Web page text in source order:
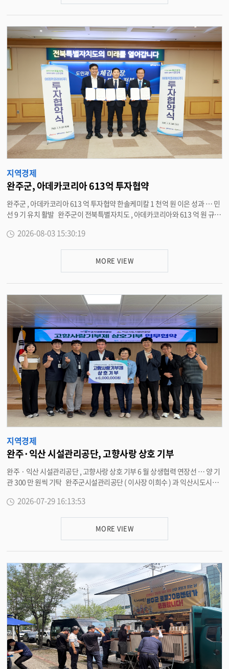
재정관리과 290-2343>
기간에는 경로당 등을 방문하여 지급할 예정이다. 신청은 별도의 신청서 작성
없이 신분증을 지참해 방문하면 대 상자 확인 후 즉시 지급받을 수 있으며, 세
대원이 방문하는 경우에는 위임장 등 필요한 서류를 제출하면 된다 . 선불카드
는 오는 12월 31일까지 사용할 수 있으며, 완주군 지역 내에서 사용해야 한다.
다만, 유흥·사행업종 등 일부 업종에서는 사용할 수 없다. 이를 통해 지역 내 소
비를 촉진하고 소상공인과 자영업자의 매출을 늘려 지역 내수경제를 빠르게
회복시킬 것으로 기대된다. 완주군은 군민들이 불편 없이 지원금을 받을 수 있
도록 8 월부터 군 누리집(홈페이지) , 누리소통망(SNS), 마을방송 , 홍보 안내
문 , 현수막 등을 활용한 집중 홍보를 실시하고 , 읍 · 면과 협력하여 지급 준비
에 만전을 기할 계획이다 . 유희태 완주군수는 “ 민생안정 지원금이 군민들의
생활 부담을 덜고 지역 상권에 활력을 불어넣는 마중물이 되길 기대한다 ” 며 “
모든 군민이 불편 없이 지원금을 받을 수 있도록 지급 준비에 만전을 기하고 지
역 경제 회복에 실질적인 도움이 될 수 있도록 최선을 다하겠다 ” 고 말했다 .
완주군은 향후에도 국내외 여건 변화를 지속적으로 주시하면서 , 민생과 지역
경제 안정을 위한 대응을 지속적으로 강화해 나갈 계획이다 . <담당부서 경제
정책과 290-2414>
지역경제
완주군, 아데카코리아 613억 투자협약
완주군 , 아데카코리아 613 억 투자협약 한솔케미칼 1 천억 원 이은 성과 … 민
선 9 기 유치 활발 완주군이 전북특별자치도 , 아데카코리아와 613 억 원 규모
과는 민선 9 기 출범과 동시에 유치한 첨단소재 기업 ㈜ 한솔케미칼의 1,000
확실히 자리매김했음을 입증했다 . 31 일 전북특별자치도청에서 열린 협약식
다 . 협약에 따라 아데카코리아는 오는 2029 년까지 완주테크노밸리 제 2 산
단 내 기존 3 공장 부지 (53,960 ㎡ · 약 16,323 평 ) 에 613 억 원을 투자해 고
부가가치 수지첨가제 생산라인을 증설한다 . 군은 이번 시설 증설로 20 여 명
의 신규 직접 고용 인원이 창출돼 지역 고용시장과 소재 산업 전반의 경쟁력이
한층 강화될 것으로 보고 있다 . 외국 자본 100% 출자로 시작해 1991 년 완주
에 설립된 아데카코리아는 본사와 3 개 생산공장을 모두 완주에 둔 기업으로 ,
플라스틱 수지첨가제와 반도체 메모리용 소재 ( 하프늄 전구체 등 ) 분야의 독
보적인 기술력을 바탕으로 세계적 공급망의 핵심 역할을 맡고 있다 . 유희태
완주군수는 “35 년간 완주의 산업 발전을 이끌어온 아데카코리아가 과감한 증
설 투자를 결정해 준 것에 깊이 감사드린다 ” 며 “‘ 기업의 성공이 곧 완주의 성
공 ’ 이라는 신념 아래 , 이번 투자가 확실한 지역경제 활성화로 이어질 수 있도
록 전북도와 함께 신속한 인허가 등 맞춤형 행정 · 재정적 지원을 아끼지 않겠
다 ” 고 밝혔다 . <담당부서 경제정책과 290-2413>
2026-08-03 15:30:19
MORE VIEW
지역경제
완주·익산 시설관리공단, 고향사랑 상호 기부
완주 · 익산 시설관리공단 , 고향사랑 상호 기부 6 월 상생협력 연장선 … 양 기
관 300 만 원씩 기탁 완주군시설관리공단 ( 이사장 이희수 ) 과 익산시도시관
랑기부제 상호기부 협약식 ’ 을 개최하고 , 고향사랑기부제 활성화와 지역 간
한 상생협력 업무협약의 연장선에서 마련된 것으로 , 기관 간 협력을 실질적인
다 . 이희수 완주군시설관리공단 이사장은 “ 지난해 출범 초기부터 든든한 동
반자가 되어준 익산시도시관리공단과 올해는 상생협력 업무협약에 이어 고향
사랑기부제 상호기부까지 함께하게 되어 매우 뜻깊게 생각한다 ” 며 “ 앞으로
도 다양한 분야에서 지속적인 교류와 협력을 통해 지역 발전과 주민 복리 증진
에 함께 기여하는 모범적인 지방공기업이 되도록 노력하겠다 ” 고 밝혔다 . 한
편 , 고향사랑기부제는 개인이 주민등록상 주소지를 제외한 다른 지방자치단
체에 기부하면 세액공제와 함께 지역 특산품 등의 답례품을 받을 수 있는 제도
로 , 모금된 기부금은 주민복리 증진과 지역발전을 위한 다양한 사업에 활용된
다 . <담당부서 시설관리공단 270-9904>
2026-07-29 16:13:53
MORE VIEW